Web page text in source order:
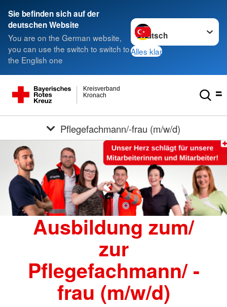
Sie befinden sich auf der
deutschen Website
You are on the German website,
you can use the switch to switch to
the English one
Sprache wechseln zu
Alles klar
Kronach
Kreisverband
Pflegefachmann/-frau (m/w/d)
Ausbildung zum/
zur
Pflegefachmann/ -
frau (m/w/d)